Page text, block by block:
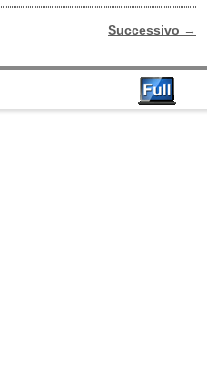
Successivo →